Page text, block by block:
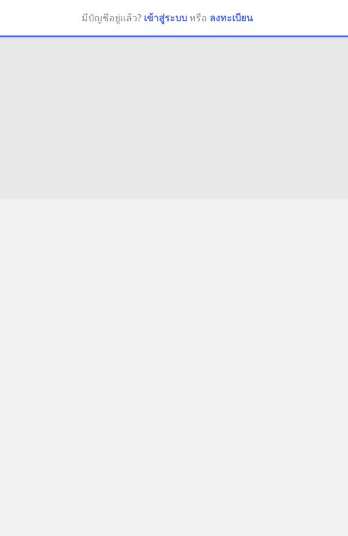
มีบัญชีอยู่แล้ว? เข้าสู่ระบบ หรือ ลงทะเบียน